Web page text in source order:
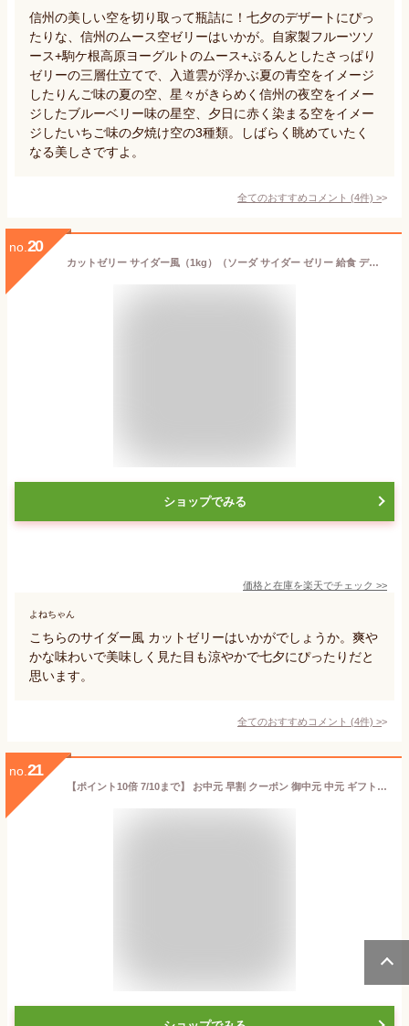
信州の美しい空を切り取って瓶詰に！七夕のデザートにぴっ
たりな、信州のムース空ゼリーはいかが。自家製フルーツソ
ース+駒ケ根高原ヨーグルトのムース+ぷるんとしたさっぱり
ゼリーの三層仕立てで、入道雲が浮かぶ夏の青空をイメージ
したりんご味の夏の空、星々がきらめく信州の夜空をイメー
ジしたブルーベリー味の星空、夕日に赤く染まる空をイメー
ジしたいちご味の夕焼け空の3種類。しばらく眺めていたく
なる美しさですよ。
全てのおすすめコメント (4件) >
no. 20
カットゼリー サイダー風（1kg）（ソーダ サイダー ゼリー 給食 デザート スイーツ お菓子 おやつ パーティー 学校 幼稚園 保育園 誕生日会 行事食 ）
ショップでみる
価格と在庫を楽天でチェック >>
よねちゃん
こちらのサイダー風 カットゼリーはいかがでしょうか。爽や
かな味わいで美味しく見た目も涼やかで七夕にぴったりだと
思います。
全てのおすすめコメント (4件) >
no. 21
【ポイント10倍 7/10まで】 お中元 早割 クーポン 御中元 中元 ギフト 2026 高級 フルーツ ゼリー スイーツ プレゼント 送料無料 おしゃれ 詰め合わせ 人気 お菓子 楽天1位 果実の宝石箱 フルーツ ミックスコンポート140g 4本 6本 誕生日 シロップ不使用でヘルシー